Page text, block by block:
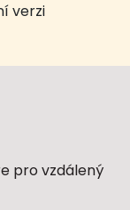
verzi
pro vzdálený